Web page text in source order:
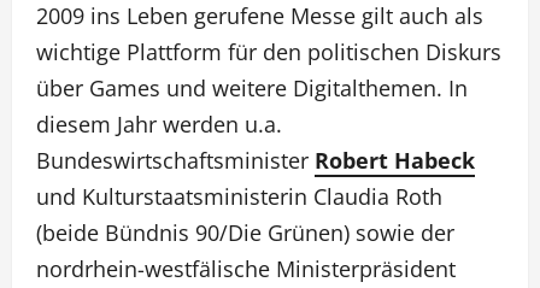
2009 ins Leben gerufene Messe gilt auch als
wichtige Plattform für den politischen Diskurs
über Games und weitere Digitalthemen. In
diesem Jahr werden u.a.
Bundeswirtschaftsminister Robert Habeck
und Kulturstaatsministerin Claudia Roth
(beide Bündnis 90/Die Grünen) sowie der
nordrhein-westfälische Ministerpräsident